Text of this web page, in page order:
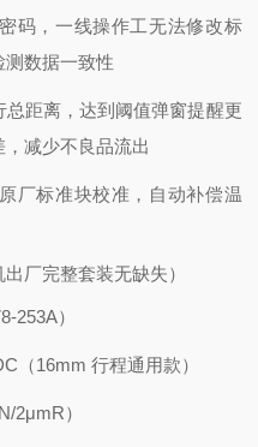
码，一线操作工无法修改标
数据一致性
距离，达到阈值弹窗提醒更
减少不良品流出
厂标准块校准，自动补偿温
厂完整套装无缺失）
253A）
（16mm 行程通用款）
2μmR）